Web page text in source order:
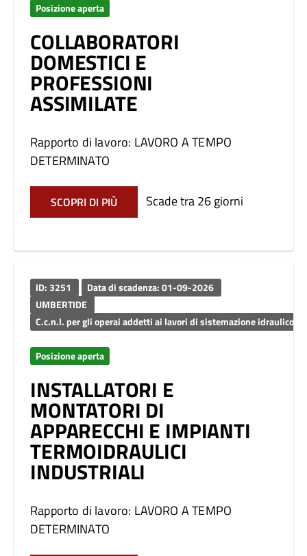
Posizione aperta
COLLABORATORI
DOMESTICI E
PROFESSIONI
ASSIMILATE
Rapporto di lavoro: LAVORO A TEMPO
DETERMINATO
SCOPRI DI PIÙ Scade tra 26 giorni
ID: 3251
Data di scadenza: 01-09-2026
UMBERTIDE
C.c.n.l. per gli operai addetti ai lavori di sistemazione
Posizione aperta
INSTALLATORI E
MONTATORI DI
APPARECCHI E IMPIANTI
TERMOIDRAULICI
INDUSTRIALI
Rapporto di lavoro: LAVORO A TEMPO
DETERMINATO